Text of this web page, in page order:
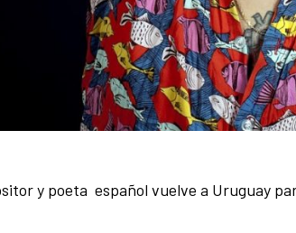
y poeta español vuelve a Uruguay